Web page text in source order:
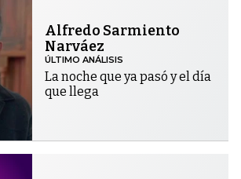
Alfredo Sarmiento
Narváez
ÚLTIMO ANÁLISIS
La noche que ya pasó y el día
que llega